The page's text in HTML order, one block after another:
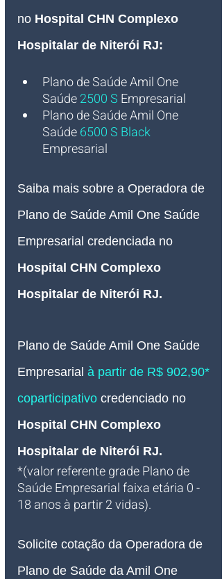
no Hospital CHN Complexo
Hospitalar de Niterói RJ:
Plano de Saúde Amil One
Saúde2500 S Empresarial
Plano de Saúde Amil One
Saúde 6500 S Black
Empresarial
Saiba mais sobre a Operadora de
Plano de Saúde Amil One Saúde
Empresarial credenciada no
Hospital CHN Complexo
Hospitalar de Niterói RJ.
Plano de Saúde Amil One Saúde
Empresarial à partir de R$ 902,90*
coparticipativo credenciado no
Hospital CHN Complexo
Hospitalar de Niterói RJ.
*(valor referente grade Plano de
Saúde Empresarial faixa etária 0 -
18 anos à partir 2 vidas).
Solicite cotação da Operadora de
Plano de Saúde da Amil One